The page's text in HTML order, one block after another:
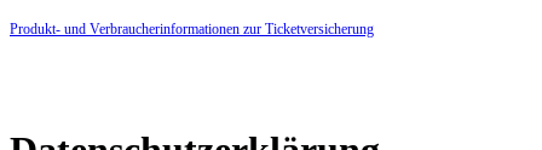
Produkt- und Verbraucherinformationen zur Ticketversicherung